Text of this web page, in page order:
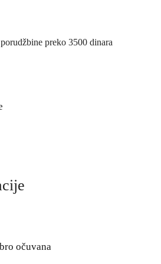
preko 3500 dinara
očuvana